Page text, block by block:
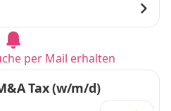
per Mail erhalten
Tax (w/m/d)